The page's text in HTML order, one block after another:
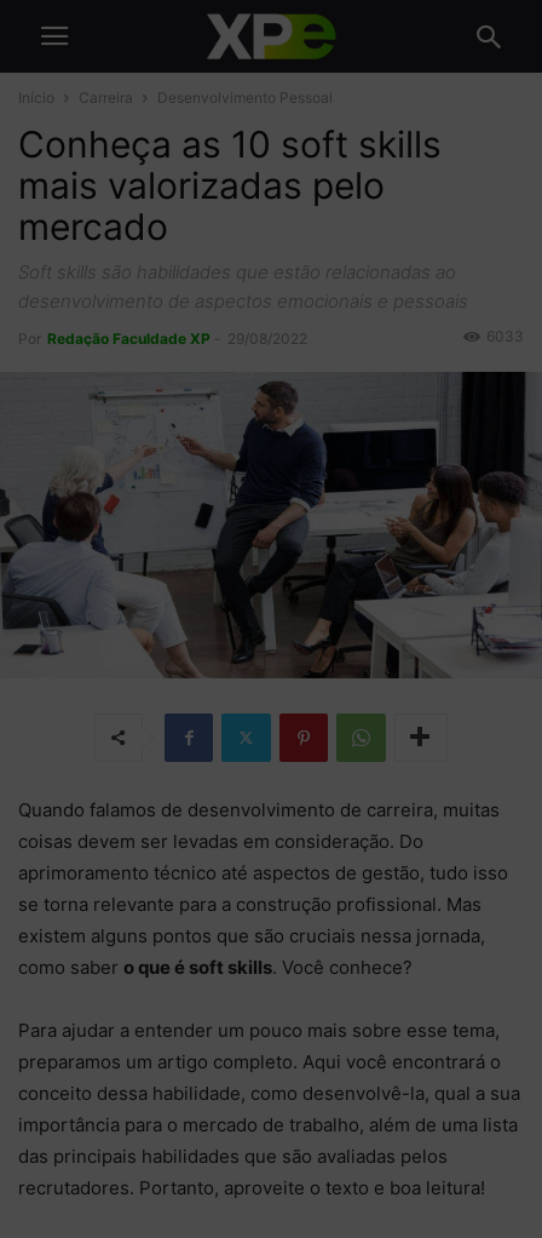
Início Carreira Desenvolvimento Pessoal
Conheça as 10 soft skills
mais valorizadas pelo
mercado
Soft skills são habilidades que estão relacionadas ao
desenvolvimento de aspectos emocionais e pessoais
Por Redação Faculdade XP 29/08/2022 6033
Quando falamos de desenvolvimento de carreira, muitas
coisas devem ser levadas em consideração. Do
aprimoramento técnico até aspectos de gestão, tudo isso
se torna relevante para a construção profissional. Mas
existem alguns pontos que são cruciais nessa jornada,
como saber o que é soft skills. Você conhece?
Para ajudar a entender um pouco mais sobre esse tema,
preparamos um artigo completo. Aqui você encontrará o
conceito dessa habilidade, como desenvolvê-la, qual a sua
importância para o mercado de trabalho, além de uma lista
das principais habilidades que são avaliadas pelos
recrutadores. Portanto, aproveite o texto e boa leitura!